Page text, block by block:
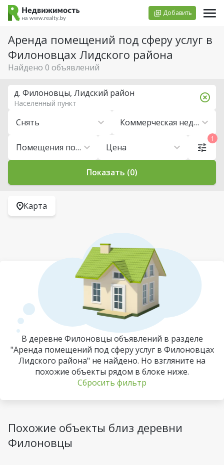
Добавить
Аренда помещений под сферу услуг в
Филоновцах Лидского района
Найдено 0 объявлений
Снять Коммерческая недвижимость
Помещения под сферу услуг Цена
д. Филоновцы, Лидский район
Населенный пункт
1
Показать (0)
Карта
В деревне Филоновцы объявлений в разделе
"Аренда помещений под сферу услуг в Филоновцах
Лидского района" не найдено. Но взгляните на
похожие объекты рядом в блоке ниже.
Сбросить фильтр
Похожие объекты близ деревни
Филоновцы